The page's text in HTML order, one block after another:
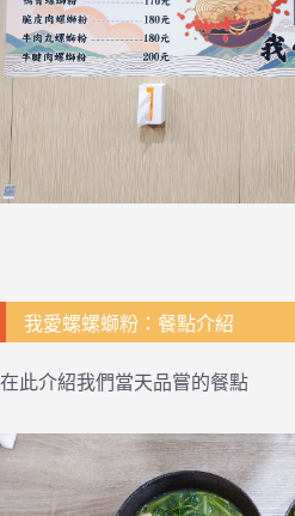
我愛螺螺螄粉：餐點介紹
在此介紹我們當天品嘗的餐點